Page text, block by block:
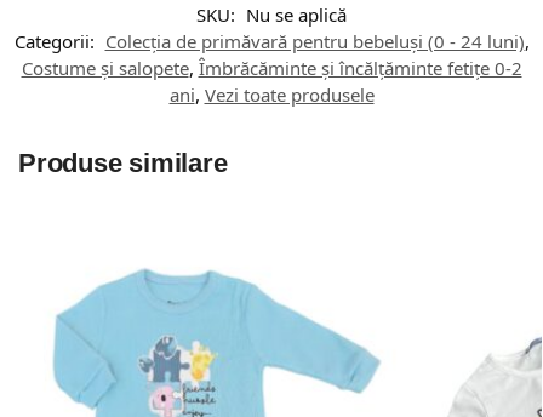
SKU: Nu se aplică
Categorii: Colecția de primăvară pentru bebeluși (0 - 24 luni),
Costume și salopete, Îmbrăcăminte și încălțăminte fetițe 0-2
ani, Vezi toate produsele
Produse similare